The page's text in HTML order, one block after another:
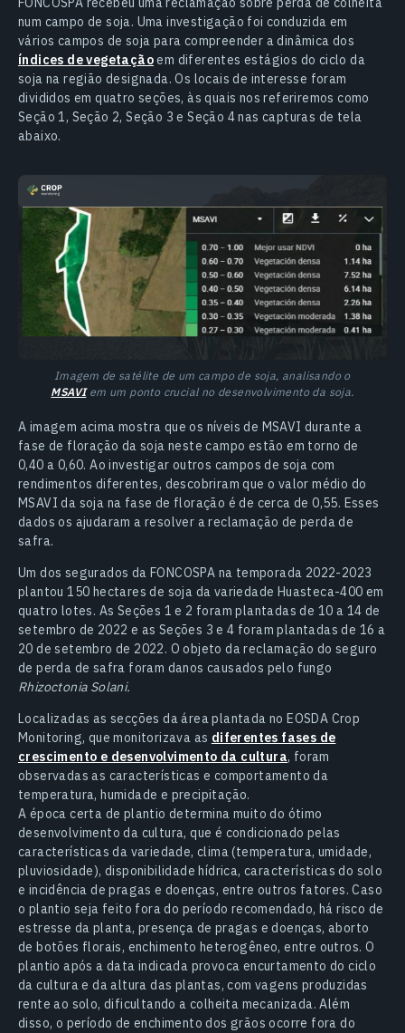
num campo de soja. Uma investigação foi conduzida em
vários campos de soja para compreender a dinâmica dos
índices de vegetaçãoem diferentes estágios do ciclo da
soja na região designada. Os locais de interesse foram
divididos em quatro seções, às quais nos referiremos como
Seção 1, Seção 2, Seção 3 e Seção 4 nas capturas de tela
abaixo.
Imagem de satélite de um campo de soja, analisando o
MSAVIem um ponto crucial no desenvolvimento da soja.
A imagem acima mostra que os níveis de MSAVI durante a
fase de floração da soja neste campo estão em torno de
0,40 a 0,60. Ao investigar outros campos de soja com
rendimentos diferentes, descobriram que o valor médio do
MSAVI da soja na fase de floração é de cerca de 0,55. Esses
dados os ajudaram a resolver a reclamação de perda de
safra.
Um dos segurados da FONCOSPA na temporada 2022-2023
plantou 150 hectares de soja da variedade Huasteca-400 em
quatro lotes. As Seções 1 e 2 foram plantadas de 10 a 14 de
setembro de 2022 e as Seções 3 e 4 foram plantadas de 16 a
20 de setembro de 2022. O objeto da reclamação do seguro
de perda de safra foram danos causados pelo fungo
Rhizoctonia Solani.
Localizadas as secções da área plantada no EOSDA Crop
Monitoring, que monitorizava as diferentes fases de
crescimento e desenvolvimento da cultura, foram
observadas as características e comportamento da
temperatura, humidade e precipitação.
A época certa de plantio determina muito do ótimo
desenvolvimento da cultura, que é condicionado pelas
características da variedade, clima (temperatura, umidade,
pluviosidade), disponibilidade hídrica, características do solo
e incidência de pragas e doenças, entre outros fatores. Caso
o plantio seja feito fora do período recomendado, há risco de
estresse da planta, presença de pragas e doenças, aborto
de botões florais, enchimento heterogêneo, entre outros. O
plantio após a data indicada provoca encurtamento do ciclo
da cultura e da altura das plantas, com vagens produzidas
rente ao solo, dificultando a colheita mecanizada. Além
disso, o período de enchimento dos grãos ocorre fora do